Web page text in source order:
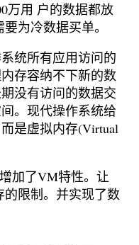
万用 户的数据都放
为冷数据买单。
统所有应用访问的
存容纳不下新的数
没有访问的数据交
。现代操作系统给
是虚拟内存(Virtual
加了VM特性。让
的限制。并实现了数